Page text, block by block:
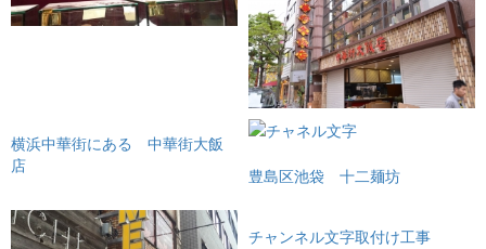
横浜中華街にある 中華街大飯
店
豊島区池袋 十二麺坊
チャンネル文字取付け工事